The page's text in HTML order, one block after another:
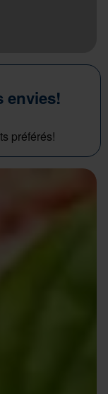
envies!
préférés!